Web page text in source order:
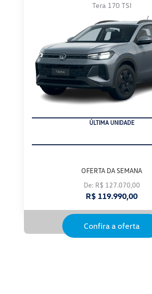
Tera 170 TSI
ÚLTIMA UNIDADE
OFERTA DA SEMANA
De: R$ 127.070,00
R$ 119.990,00
Confira a oferta